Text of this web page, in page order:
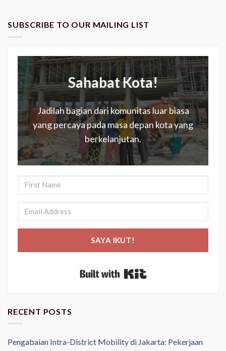
SUBSCRIBE TO OUR MAILING LIST
Sahabat Kota!
Jadilah bagian dari komunitas luar biasa
yang percaya pada masa depan kota yang
berkelanjutan.
SAYA IKUT!
RECENT POSTS
Pengabaian Intra-District Mobility di Jakarta: Pekerjaan